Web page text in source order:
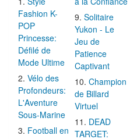
Fashion K-
POP
Princesse:
Défilé de
Mode Ultime
Vélo des
Profondeurs:
L'Aventure
Sous-Marine
Football en
Solitaire
Yukon - Le
Jeu de
Patience
Captivant
Champion
de Billard
Virtuel
DEAD
TARGET: